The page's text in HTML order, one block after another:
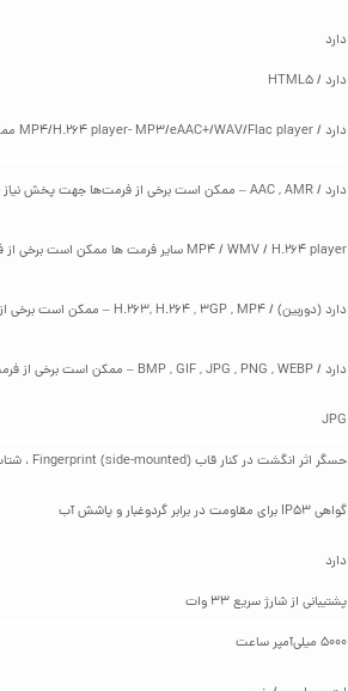
دارد
دارد / HTML5
دارد / MP4/H.264 player- MP3/eAAC+/WAV/Flac player ممکن است برخی از فرمت‌ها جهت پخش نیاز به نصب نرم‌افزار مخصوص به خود را داشته باشند
دارد / AAC , AMR – ممکن است برخی از فرمت‌ها جهت پخش نیاز به نصب نرم‌افزار مخصوص به خود را داشته باشند
MP4 / WMV / H.264 player سایر فرمت ها ممکن است برخی از فرمت‌ها جهت پخش نیاز به نصب نرم‌افزار مخصوص به خود را داشته باشند
دارد (دوربین) / H.263, H.264 , 3GP , MP4 – ممکن است برخی از فرمت‌ها جهت پخش نیاز به نصب نرم‌افزار مخصوص به خود را داشته باشند
دارد / BMP , GIF , JPG , PNG , WEBP – ممکن است برخی از فرمت‌ها جهت پخش نیاز به نصب نرم‌افزار مخصوص به خود را داشته باشند
JPG
حسگر اثر انگشت در کنار قاب (Fingerprint (side-mounted ، شتاب سنج (Accelerometer)، قطب نما (Compass) ، سنسور مجاورت (proximity) ژیروسکوپ (gyro)
گواهی IP53 برای مقاومت در برابر گردوغبار و پاشش آب
دارد
پشتیبانی از شارژ سریع 33 وات
5000 میلی‌آمپر ساعت